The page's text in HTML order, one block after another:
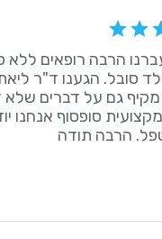
הרבה רופאים ללא
סובל. הגענו ד"ר
סופסוף אנחנו
הרבה תודה